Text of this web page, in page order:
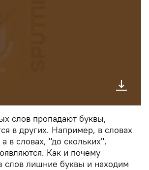
слов пропадают буквы,
в других. Например, в словах
в словах, "до скольких",
Как и почему
слов лишние буквы и находим